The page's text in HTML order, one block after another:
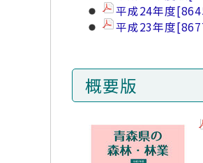
平成24年度
平成23年度
概要版